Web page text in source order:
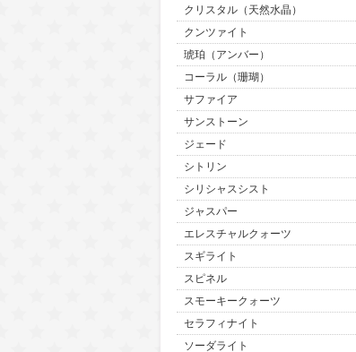
クリスタル（天然水晶）
クンツァイト
琥珀（アンバー）
コーラル（珊瑚）
サファイア
サンストーン
ジェード
シトリン
シリシャスシスト
ジャスパー
エレスチャルクォーツ
スギライト
スピネル
スモーキークォーツ
セラフィナイト
ソーダライト